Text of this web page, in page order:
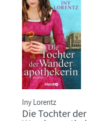
Iny Lorentz
Die Tochter der